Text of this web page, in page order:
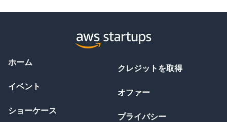
ホーム
イベント
ショーケース
クレジットを取得
オファー
プライバシー